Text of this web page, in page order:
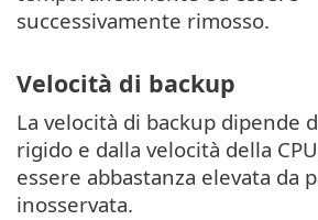
successivamente rimosso.
Velocità di backup
La velocità di backup dipende
rigido e dalla velocità della
essere abbastanza elevata da
inosservata.